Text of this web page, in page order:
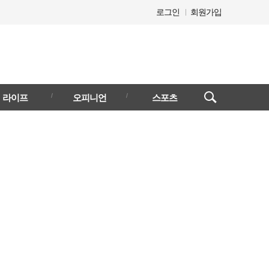
로그인 회원가입
라이프 오피니언 스포츠
검색창
열기/
닫기